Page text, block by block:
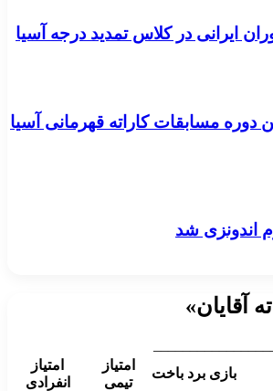
ایرانی در کلاس تمدید درجه آسیا
دوره مسابقات کاراته قهرمانی آسیا
اندونزی شد
آقایان»
بازی برد باخت
امتیاز
تیمی
امتیاز
انفرادی